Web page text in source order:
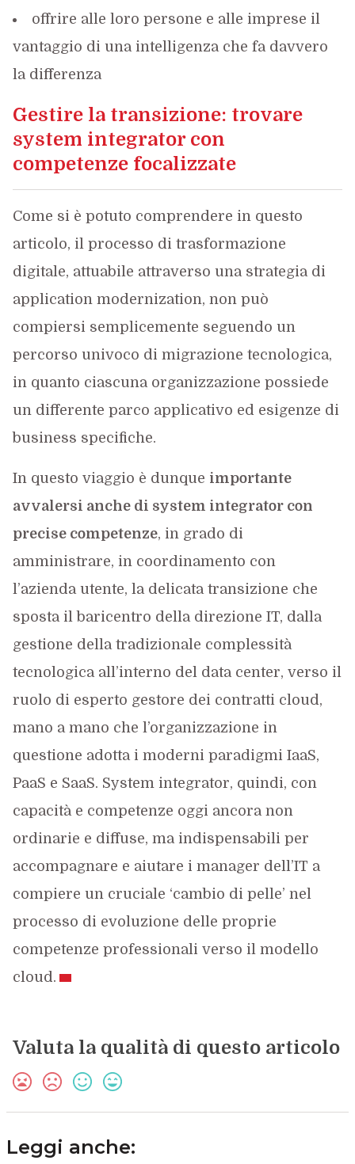
offrire alle loro persone e alle imprese il
vantaggio di una intelligenza che fa davvero
la differenza
Gestire la transizione: trovare
system integrator con
competenze focalizzate
Come si è potuto comprendere in questo
articolo, il processo di trasformazione
digitale, attuabile attraverso una strategia di
application modernization, non può
compiersi semplicemente seguendo un
percorso univoco di migrazione tecnologica,
in quanto ciascuna organizzazione possiede
un differente parco applicativo ed esigenze di
business specifiche.
In questo viaggio è dunque importante
avvalersi anche di system integrator con
precise competenze, in grado di
amministrare, in coordinamento con
l’azienda utente, la delicata transizione che
sposta il baricentro della direzione IT, dalla
gestione della tradizionale complessità
tecnologica all’interno del data center, verso il
ruolo di esperto gestore dei contratti cloud,
mano a mano che l’organizzazione in
questione adotta i moderni paradigmi IaaS,
PaaS e SaaS. System integrator, quindi, con
capacità e competenze oggi ancora non
ordinarie e diffuse, ma indispensabili per
accompagnare e aiutare i manager dell’IT a
compiere un cruciale ‘cambio di pelle’ nel
processo di evoluzione delle proprie
competenze professionali verso il modello
cloud.
Valuta la qualità di questo articolo
Leggi anche: